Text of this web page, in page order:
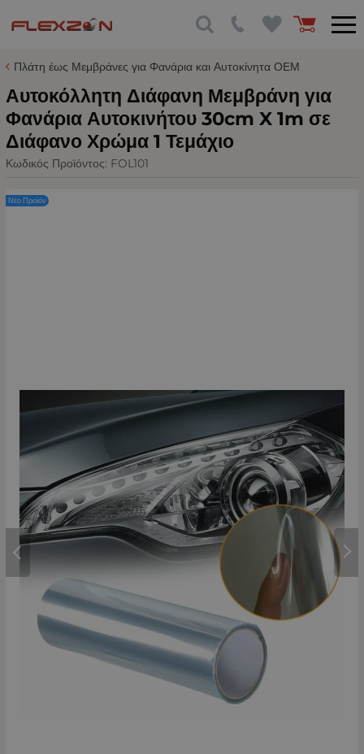
Πλάτη έως Μεμβράνες για Φανάρια και Αυτοκίνητα ΟΕΜ
Αυτοκόλλητη Διάφανη Μεμβράνη για
Φανάρια Αυτοκινήτου 30cm X 1m σε
Διάφανο Χρώμα 1 Τεμάχιο
Κωδικός Προϊόντος: FOL101
Νέο Προϊόν